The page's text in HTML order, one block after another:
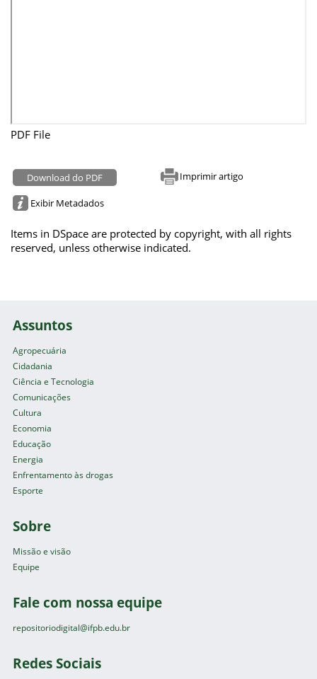
PDF File
Download do PDF Imprimir artigo
Exibir Metadados
Items in DSpace are protected by copyright, with all rights
reserved, unless otherwise indicated.
Assuntos
Agropecuária
Cidadania
Ciência e Tecnologia
Comunicações
Cultura
Economia
Educação
Energia
Enfrentamento às drogas
Esporte
Sobre
Missão e visão
Equipe
Fale com nossa equipe
repositoriodigital@ifpb.edu.br
Redes Sociais